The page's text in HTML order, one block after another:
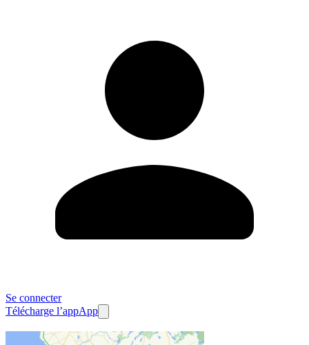
Se connecter
Télécharge l’appApp